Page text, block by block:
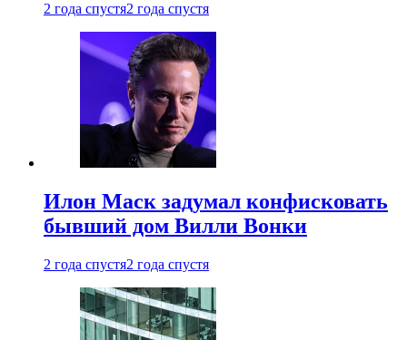
2 года спустя2 года спустя
Илон Маск задумал конфисковать
бывший дом Вилли Вонки
2 года спустя2 года спустя